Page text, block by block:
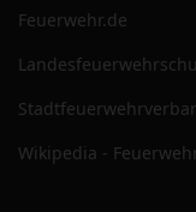
Feuerwehr.de
Wikipedia -